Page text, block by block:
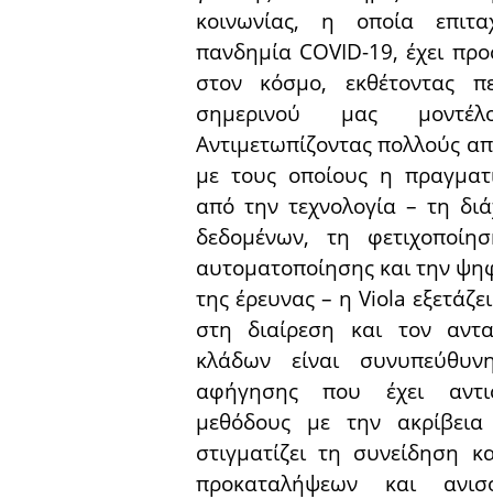
κοινωνίας, η οποία
πανδημία COVID-19, έχει
στον κόσμο, εκθέτοντας
σημερινού μας
Αντιμετωπίζοντας πολλούς
με τους οποίους η
από την τεχνολογία – τη
δεδομένων, τη
αυτοματοποίησης και την
της έρευνας – η Viola
στη διαίρεση και τον
κλάδων είναι
αφήγησης που έχει
μεθόδους με την
στιγματίζει τη συνείδηση
προκαταλήψεων και